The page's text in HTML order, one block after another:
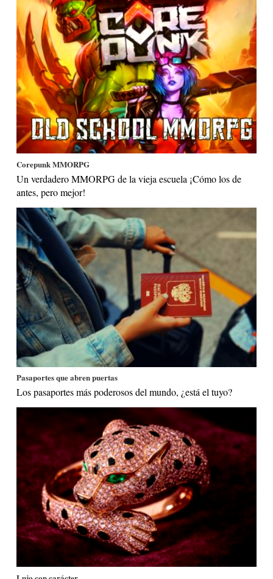
Corepunk MMORPG
Un verdadero MMORPG de la vieja escuela ¡Cómo los de
antes, pero mejor!
Pasaportes que abren puertas
Los pasaportes más poderosos del mundo, ¿está el tuyo?